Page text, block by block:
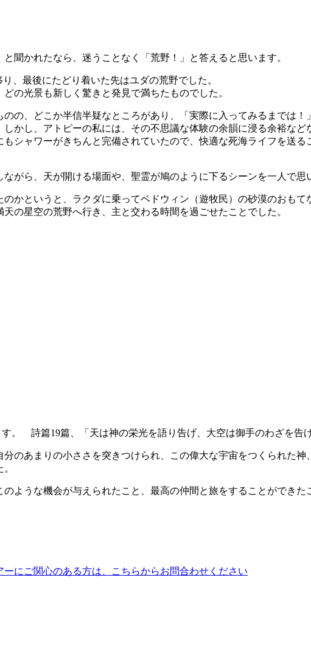
聞かれたなら、迷うことなく「荒野！」と答えると思います。
、最後にたどり着いた先はユダの荒野でした。
の光景も新しく驚きと発見で満ちたものでした。
の、どこか半信半疑なところがあり、「実際に入ってみるまでは
かし、アトピーの私には、その不思議な体験の余韻に浸る余裕な
シャワーがきちんと完備されていたので、快適な死海ライフを送る
がら、天が開ける場面や、聖霊が鳩のように下るシーンを一人で思
かというと、ラクダに乗ってベドウィン（遊牧民）の砂漠のおも
の星空の荒野へ行き、主と交わる時間を過ごせたことでした。
。 詩篇19篇、「天は神の栄光を語り告げ、大空は御手のわざを告
のあまりの小ささを突きつけられ、この偉大な宇宙をつくられた
ような機会が与えられたこと、最高の仲間と旅をすることができた